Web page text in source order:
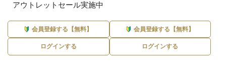
アウトレットセール実施中
会員登録する【無料】
ログインする
会員登録する【無料】
ログインする